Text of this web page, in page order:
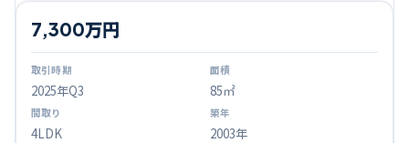
2025年Q3
7,300万円
85㎡
4LDK 2003年